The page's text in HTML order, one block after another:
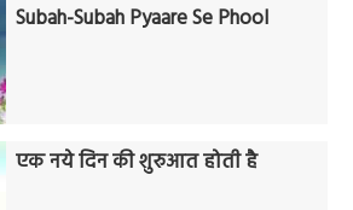
Subah-Subah Pyaare Se Phool
एक नये दिन की शुरुआत होती है